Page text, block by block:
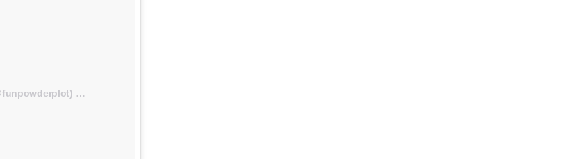
Una publicación compartida de Carles Delgado Navarro (@funpowderplot) el